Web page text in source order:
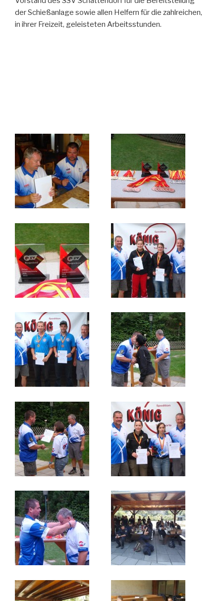
der Schießanlage sowie allen Helfern für die zahlreichen,
in ihrer Freizeit, geleisteten Arbeitsstunden.